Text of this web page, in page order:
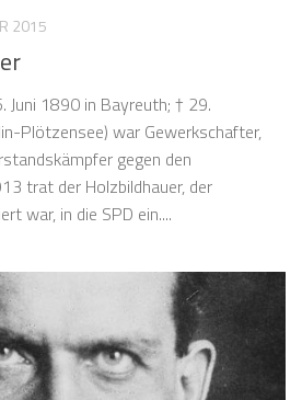
2015
Juni 1890 in Bayreuth; † 29.
Plötzensee) war Gewerkschafter,
gegen den
trat der Holzbildhauer, der
war, in die SPD ein....